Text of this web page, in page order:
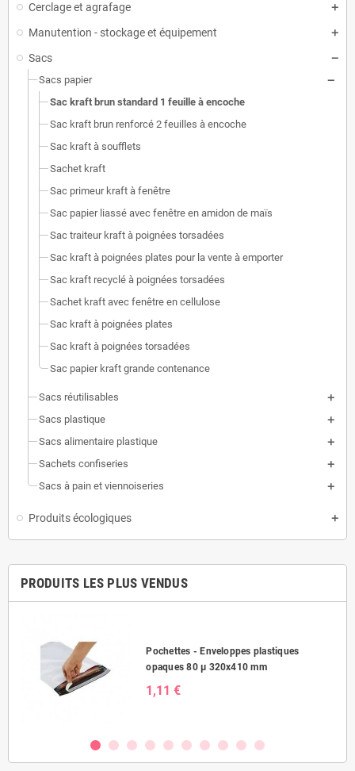
Cerclage et agrafage
Manutention - stockage et équipement
Sacs
Sacs papier
Sac kraft brun standard 1 feuille à encoche
Sac kraft brun renforcé 2 feuilles à encoche
Sac kraft à soufflets
Sachet kraft
Sac primeur kraft à fenêtre
Sac papier liassé avec fenêtre en amidon de maïs
Sac traiteur kraft à poignées torsadées
Sac kraft à poignées plates pour la vente à emporter
Sac kraft recyclé à poignées torsadées
Sachet kraft avec fenêtre en cellulose
Sac kraft à poignées plates
Sac kraft à poignées torsadées
Sac papier kraft grande contenance
Sacs réutilisables
Sacs plastique
Sacs alimentaire plastique
Sachets confiseries
Sacs à pain et viennoiseries
Produits écologiques
PRODUITS LES PLUS VENDUS
Pochettes - Enveloppes plastiques
opaques 80 µ 320x410 mm
1,11 €